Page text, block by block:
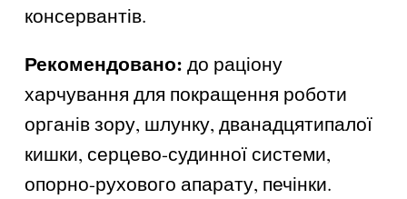
консервантів.
Рекомендовано: до раціону
харчування для покращення роботи
органів зору, шлунку, дванадцятипалої
кишки, серцево-судинної системи,
опорно-рухового апарату, печінки.